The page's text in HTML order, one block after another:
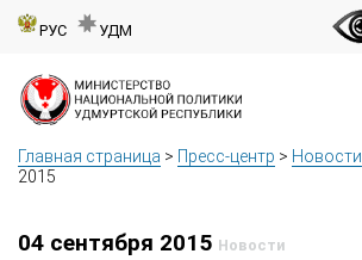
РУС УДМ
Главная страница > Пресс-центр > Новости
2015
04 сентября 2015 Новости